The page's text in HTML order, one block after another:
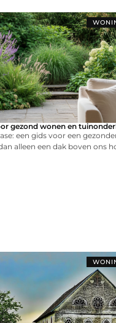
gezond wonen en
een gids voor een
alleen een dak boven ons